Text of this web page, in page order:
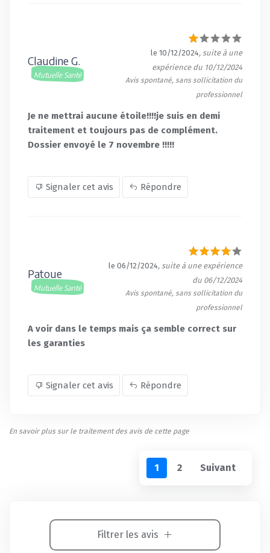
Claudine G.
Mutuelle Santé
le 10/12/2024, suite à une
expérience du 10/12/2024
Avis spontané, sans sollicitation du
professionnel
Je ne mettrai aucune étoile!!!!je suis en demi
traitement et toujours pas de complément.
Dossier envoyé le 7 novembre !!!!!
Signaler cet avis Répondre
Patoue
Mutuelle Santé
le 06/12/2024, suite à une expérience
du 06/12/2024
Avis spontané, sans sollicitation du
professionnel
A voir dans le temps mais ça semble correct sur
les garanties
Signaler cet avis Répondre
En savoir plus sur le traitement des avis de cette page
1 2 Suivant
Filtrer les avis